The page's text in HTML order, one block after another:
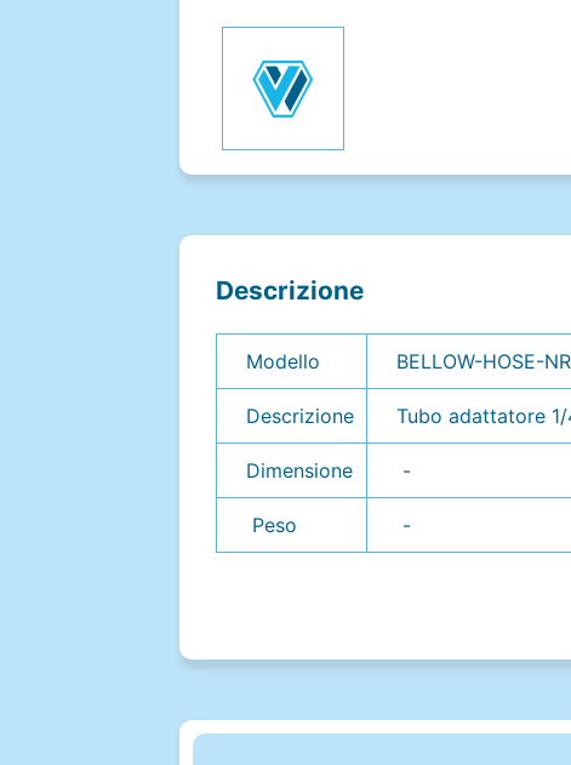
Descrizione
Modello BELLOW-HOSE-
Descrizione Tubo adattatore
Dimensione -
Peso -